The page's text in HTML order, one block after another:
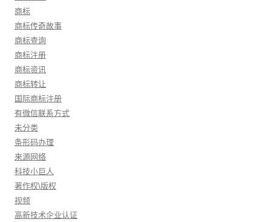
商标
商标传奇故事
商标查询
商标注册
商标资讯
商标转让
国际商标注册
有微信联系方式
未分类
条形码办理
来源网络
科技小巨人
著作权\版权
视频
高新技术企业认证